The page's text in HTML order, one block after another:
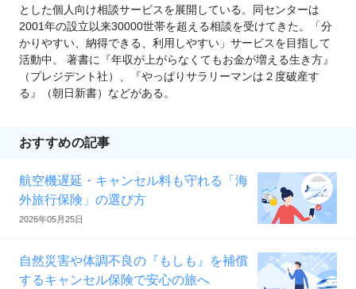
とした個人向け相談サービスを展開している。同センターは
2001年の設立以来30000世帯を超える相談を受けてきた。「分
かりやすい、納得できる、利用しやすい」サービスを目指して
活動中。 著書に『年収が上がらなくてもお金が増える生き方』
（プレジデント社）、『やっぱりサラリーマンは２度破産す
る』（朝日新書）などがある。
おすすめの記事
航空機遅延・キャンセル料も守れる「海
外旅行保険」の選び方
2026年05月25日
自然災害や体調不良の『もしも』を補償
するキャンセル保険で安心の旅へ